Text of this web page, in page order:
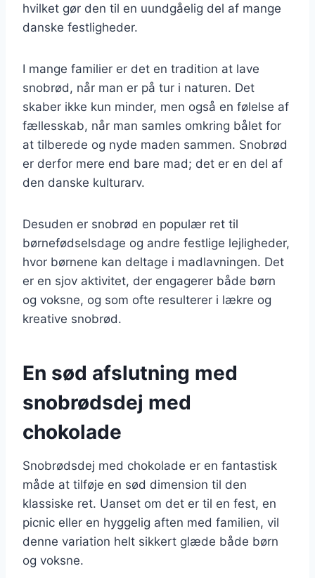
hvilket gør den til en uundgåelig del af mange
danske festligheder.
I mange familier er det en tradition at lave
snobrød, når man er på tur i naturen. Det
skaber ikke kun minder, men også en følelse af
fællesskab, når man samles omkring bålet for
at tilberede og nyde maden sammen. Snobrød
er derfor mere end bare mad; det er en del af
den danske kulturarv.
Desuden er snobrød en populær ret til
børnefødselsdage og andre festlige lejligheder,
hvor børnene kan deltage i madlavningen. Det
er en sjov aktivitet, der engagerer både børn
og voksne, og som ofte resulterer i lækre og
kreative snobrød.
En sød afslutning med
snobrødsdej med
chokolade
Snobrødsdej med chokolade er en fantastisk
måde at tilføje en sød dimension til den
klassiske ret. Uanset om det er til en fest, en
picnic eller en hyggelig aften med familien, vil
denne variation helt sikkert glæde både børn
og voksne.